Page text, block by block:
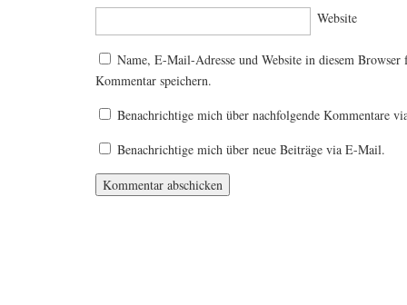
Website
Name, E-Mail-Adresse und Website in diesem Browser
Kommentar speichern.
Benachrichtige mich über nachfolgende Kommentare
Benachrichtige mich über neue Beiträge via E-Mail.